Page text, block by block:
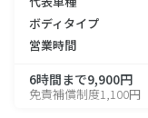
ボディタイプ
営業時間
6時間まで9,900円
免責補償制度1,100円